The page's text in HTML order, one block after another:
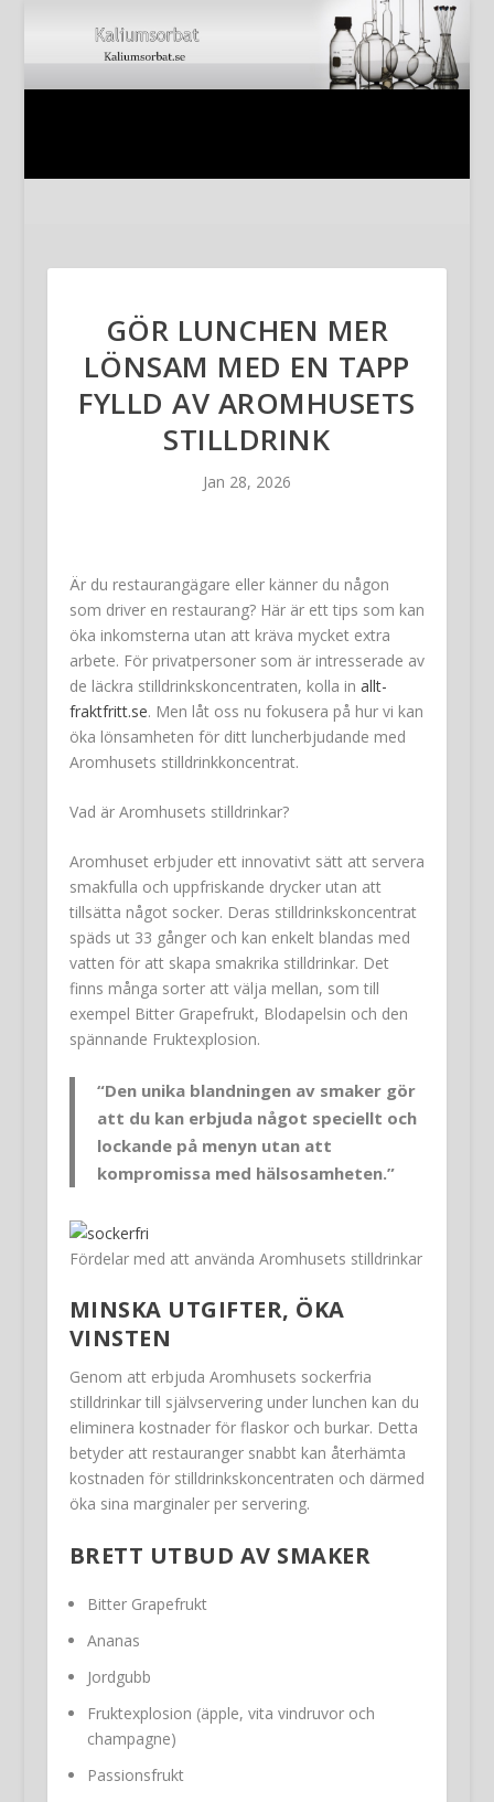
GÖR LUNCHEN MER
LÖNSAM MED EN TAPP
FYLLD AV AROMHUSETS
STILLDRINK
Jan 28, 2026
Är du restaurangägare eller känner du någon
som driver en restaurang? Här är ett tips som kan
öka inkomsterna utan att kräva mycket extra
arbete. För privatpersoner som är intresserade av
de läckra stilldrinkskoncentraten, kolla in allt-
fraktfritt.se. Men låt oss nu fokusera på hur vi kan
öka lönsamheten för ditt luncherbjudande med
Aromhusets stilldrinkkoncentrat.
Vad är Aromhusets stilldrinkar?
Aromhuset erbjuder ett innovativt sätt att servera
smakfulla och uppfriskande drycker utan att
tillsätta något socker. Deras stilldrinkskoncentrat
späds ut 33 gånger och kan enkelt blandas med
vatten för att skapa smakrika stilldrinkar. Det
finns många sorter att välja mellan, som till
exempel Bitter Grapefrukt, Blodapelsin och den
spännande Fruktexplosion.
“Den unika blandningen av smaker gör
att du kan erbjuda något speciellt och
lockande på menyn utan att
kompromissa med hälsosamheten.”
Fördelar med att använda Aromhusets stilldrinkar
MINSKA UTGIFTER, ÖKA
VINSTEN
Genom att erbjuda Aromhusets sockerfria
stilldrinkar till självservering under lunchen kan du
eliminera kostnader för flaskor och burkar. Detta
betyder att restauranger snabbt kan återhämta
kostnaden för stilldrinkskoncentraten och därmed
öka sina marginaler per servering.
BRETT UTBUD AV SMAKER
Bitter Grapefrukt
Ananas
Jordgubb
Fruktexplosion (äpple, vita vindruvor och
champagne)
Passionsfrukt